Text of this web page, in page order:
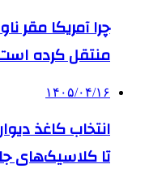
چرا آمریکا مقر
منتقل کرده
۱۴۰۵/۰۴/۱۶
تا کلاسیک‌های